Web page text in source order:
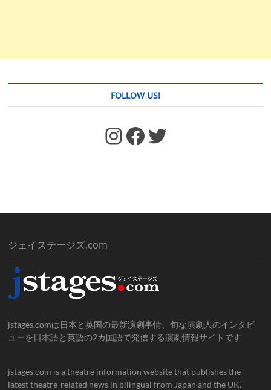
FOLLOW US!
https://www.facebook.com/jstages/ Facebook Twitter
ジェイステージズ.com
jstages.comは日本と英国の最新演劇事情、旬な演劇人のインタビ
ューを日本語と英語の2カ国語で発信する演劇情報サイトです
jstages.com is a theatre information website that publishes the
latest theatre-related news in bilingual from Japan and the UK.